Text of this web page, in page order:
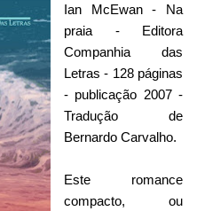
Ian McEwan - Na
praia - Editora
Companhia das
Letras - 128 páginas
- publicação 2007 -
Tradução de
Bernardo Carvalho.
Este romance
compacto, ou